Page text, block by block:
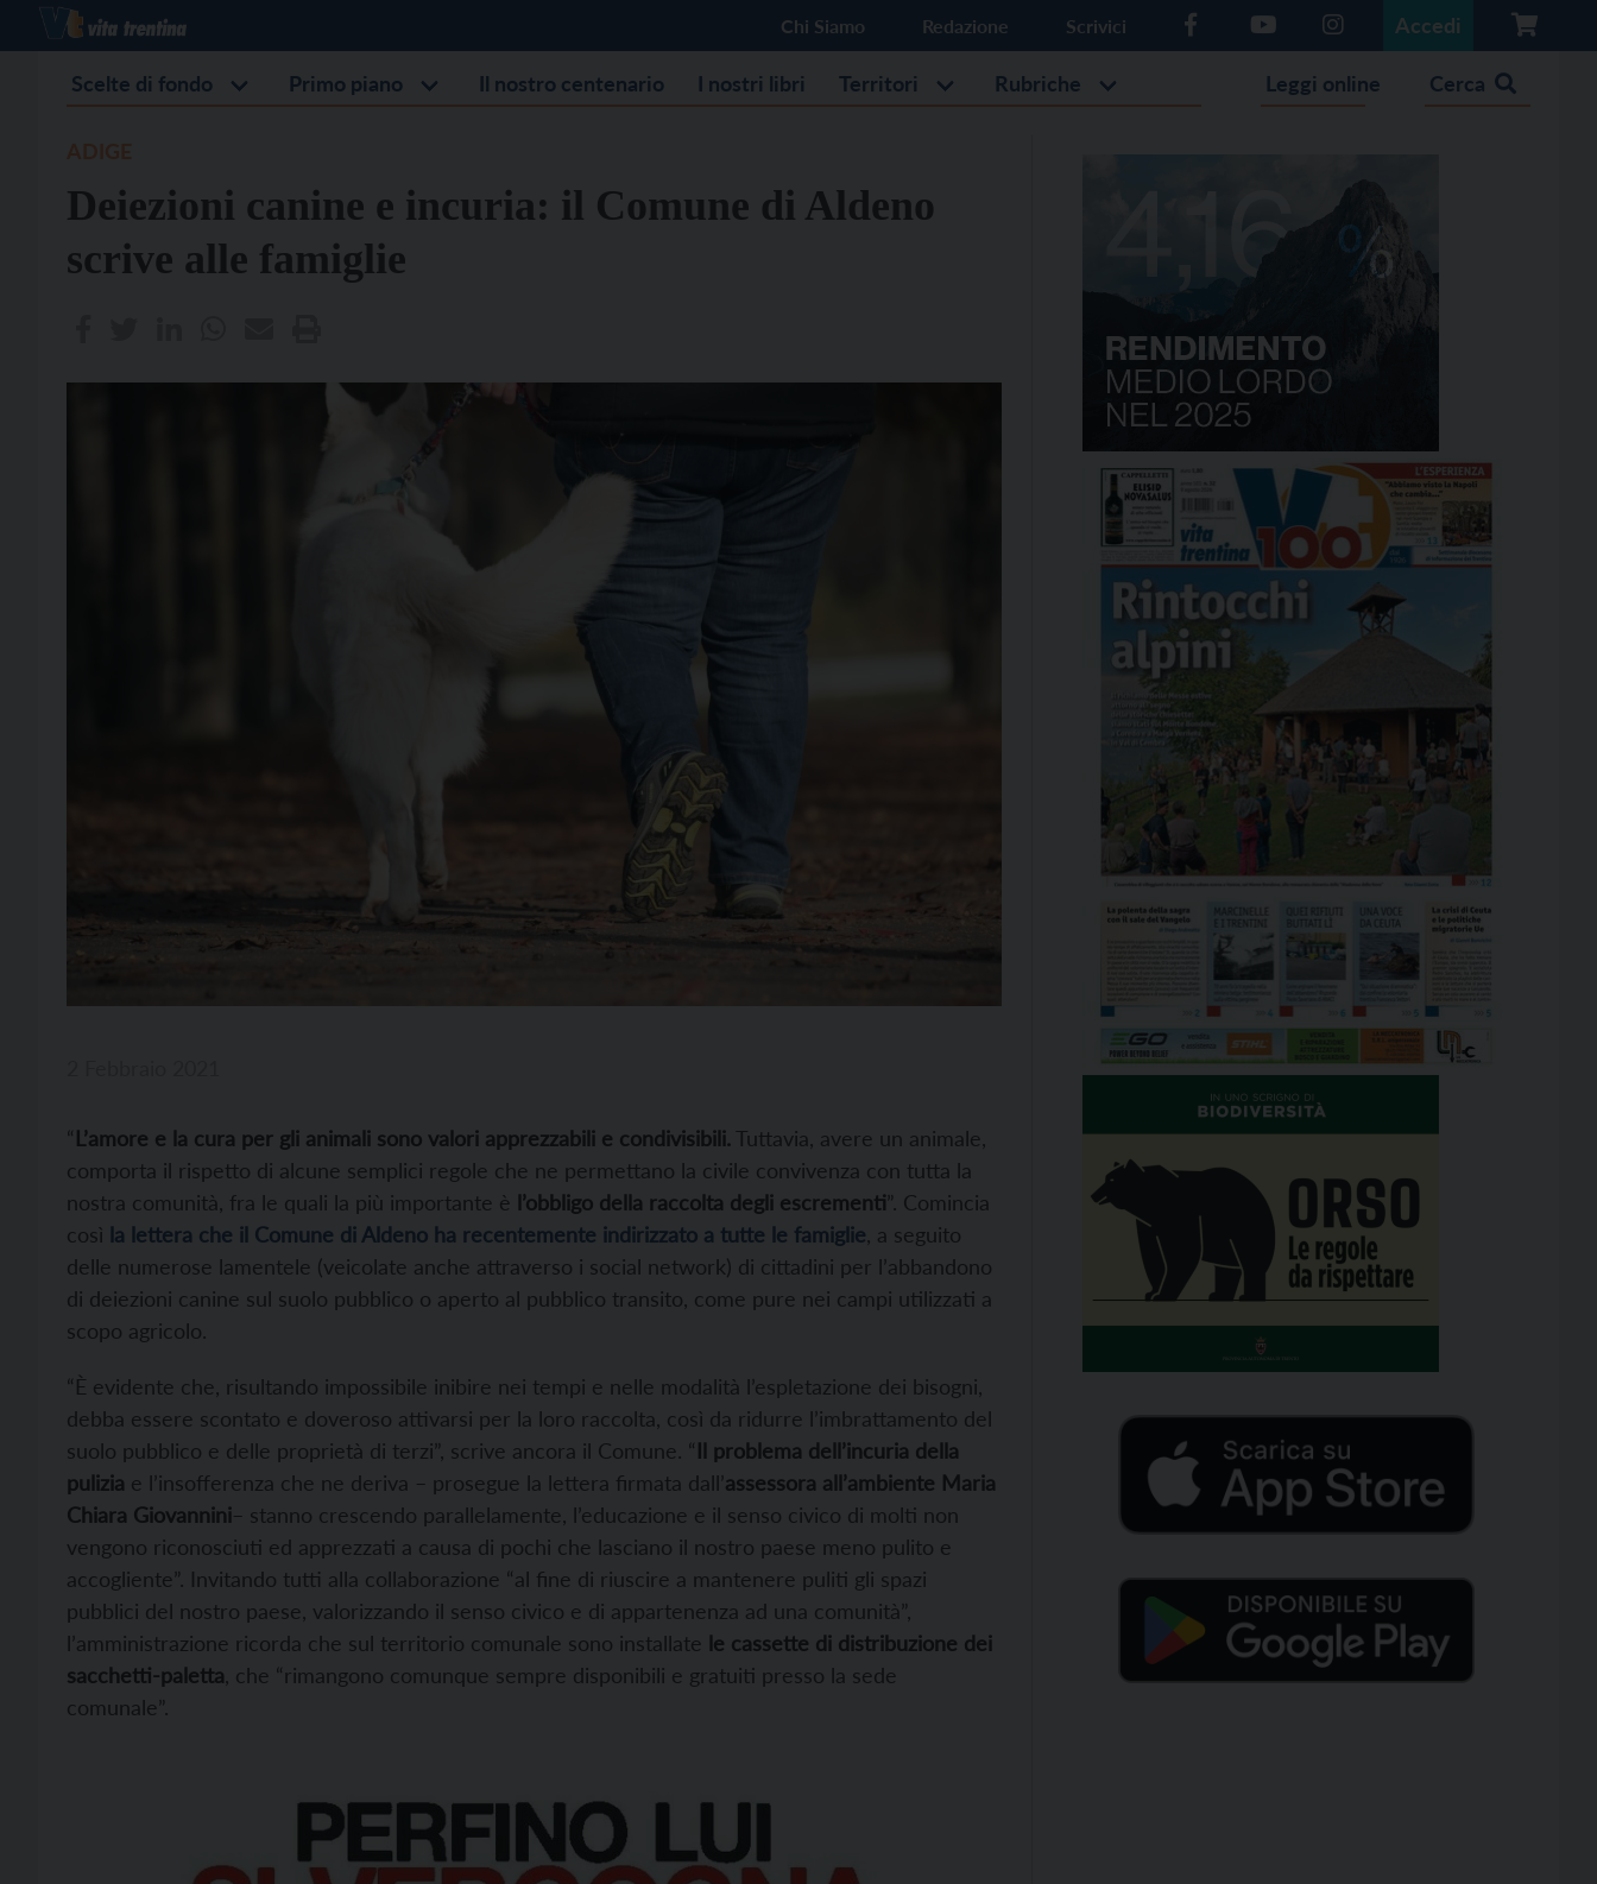
Chi Siamo Redazione Scrivici Accedi
Scelte di fondo Primo piano Il nostro centenario I nostri libri Territori Rubriche Leggi online Cerca
Deiezioni canine e incuria: il Comune di Aldeno
scrive alle famiglie
“L’amore e la cura per gli animali sono valori apprezzabili e condivisibili. Tuttavia, avere un animale,
comporta il rispetto di alcune semplici regole che ne permettano la civile convivenza con tutta la
nostra comunità, fra le quali la più importante è l’obbligo della raccolta degli escrementi”. Comincia
così la lettera che il Comune di Aldeno ha recentemente indirizzato a tutte le famiglie , a seguito
delle numerose lamentele (veicolate anche attraverso i social network) di cittadini per l’abbandono
di deiezioni canine sul suolo pubblico o aperto al pubblico transito, come pure nei campi utilizzati a
scopo agricolo.
“È evidente che, risultando impossibile inibire nei tempi e nelle modalità l’espletazione dei bisogni,
debba essere scontato e doveroso attivarsi per la loro raccolta, così da ridurre l’imbrattamento del
suolo pubblico e delle proprietà di terzi”, scrive ancora il Comune. “Il problema dell’incuria della
pulizia e l’insofferenza che ne deriva – prosegue la lettera firmata dall’assessora all’ambiente Maria
Chiara Giovannini– stanno crescendo parallelamente, l’educazione e il senso civico di molti non
vengono riconosciuti ed apprezzati a causa di pochi che lasciano il nostro paese meno pulito e
accogliente”. Invitando tutti alla collaborazione “al fine di riuscire a mantenere puliti gli spazi
pubblici del nostro paese, valorizzando il senso civico e di appartenenza ad una comunità”,
l’amministrazione ricorda che sul territorio comunale sono installate le cassette di distribuzione dei
sacchetti-paletta , che “rimangono comunque sempre disponibili e gratuiti presso la sede
comunale”.